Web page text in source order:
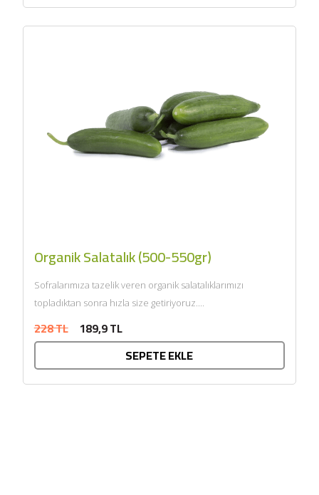
Organik Salatalık (500-550gr)
Sofralarımıza tazelik veren organik salatalıklarımızı
topladıktan sonra hızla size getiriyoruz....
228 TL 189,9 TL
SEPETE EKLE